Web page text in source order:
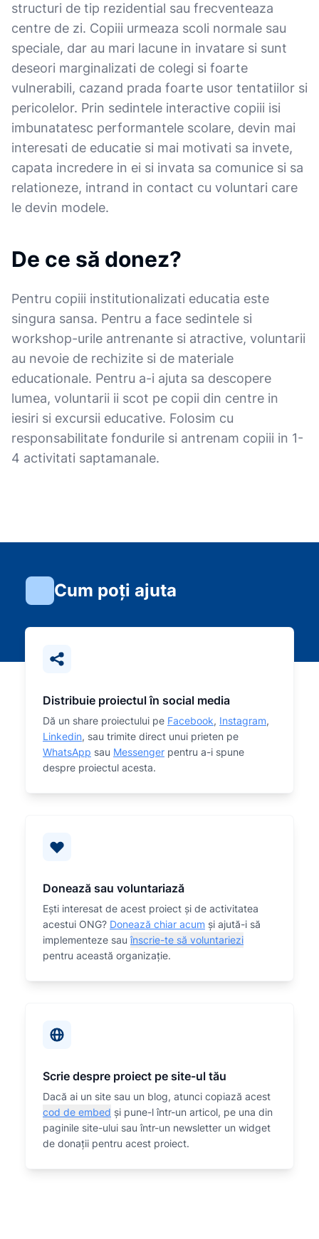
structuri de tip rezidential sau frecventeaza
centre de zi. Copiii urmeaza scoli normale sau
speciale, dar au mari lacune in invatare si sunt
deseori marginalizati de colegi si foarte
vulnerabili, cazand prada foarte usor tentatiilor si
pericolelor. Prin sedintele interactive copiii isi
imbunatatesc performantele scolare, devin mai
interesati de educatie si mai motivati sa invete,
capata incredere in ei si invata sa comunice si sa
relationeze, intrand in contact cu voluntari care
le devin modele.
De ce să donez?
Pentru copiii institutionalizati educatia este
singura sansa. Pentru a face sedintele si
workshop-urile antrenante si atractive, voluntarii
au nevoie de rechizite si de materiale
educationale. Pentru a-i ajuta sa descopere
lumea, voluntarii ii scot pe copii din centre in
iesiri si excursii educative. Folosim cu
responsabilitate fondurile si antrenam copiii in 1-
4 activitati saptamanale.
Cum poți ajuta
Distribuie proiectul în social media
Dă un share proiectului pe Facebook, Instagram,
Linkedin, sau trimite direct unui prieten pe
WhatsApp sau Messenger pentru a-i spune
despre proiectul acesta.
Donează sau voluntariază
Eşti interesat de acest proiect și de activitatea
acestui ONG? Donează chiar acum și ajută-i să
implementeze sauînscrie-te să voluntariezi
pentru această organizaţie.
Scrie despre proiect pe site-ul tău
Dacă ai un site sau un blog, atunci copiază acest
cod de embed și pune-l într-un articol, pe una din
paginile site-ului sau într-un newsletter un widget
de donații pentru acest proiect.